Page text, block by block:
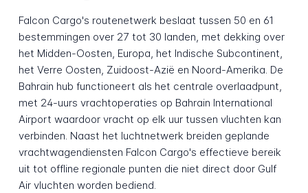
Falcon Cargo's routenetwerk beslaat tussen 50 en 61
bestemmingen over 27 tot 30 landen, met dekking over
het Midden-Oosten, Europa, het Indische Subcontinent,
het Verre Oosten, Zuidoost-Azië en Noord-Amerika. De
Bahrain hub functioneert als het centrale overlaadpunt,
met 24-uurs vrachtoperaties op Bahrain International
Airport waardoor vracht op elk uur tussen vluchten kan
verbinden. Naast het luchtnetwerk breiden geplande
vrachtwagendiensten Falcon Cargo's effectieve bereik
uit tot offline regionale punten die niet direct door Gulf
Air vluchten worden bediend.